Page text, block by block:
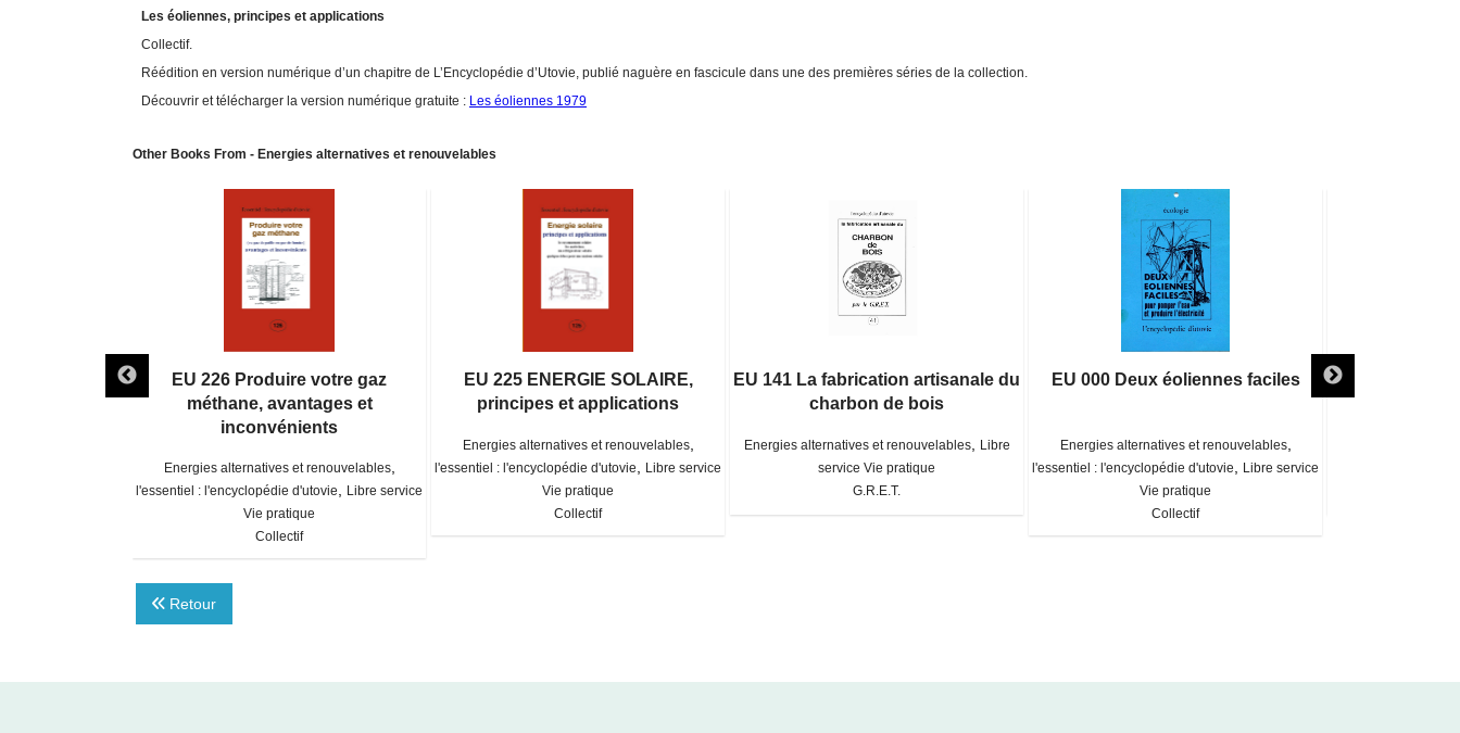
Les éoliennes, principes et applications
Collectif.
Réédition en version numérique d’un chapitre de L’Encyclopédie d’Utovie, publié naguère en fascicule dans une des premières séries de la collection.
Découvrir et télécharger la version numérique gratuite : Les éoliennes 1979
Other Books From - Energies alternatives et renouvelables
EU 226 Produire votre gaz
méthane, avantages et
inconvénients
Energies alternatives et renouvelables,
l'essentiel : l'encyclopédie d'utovie
Libre service
Vie pratique
Collectif
EU 225 ENERGIE SOLAIRE,
principes et applications
Energies alternatives et renouvelables,
l'essentiel : l'encyclopédie d'utovie
Libre service
Vie pratique
Collectif
EU 141 La fabrication artisanale du
charbon de bois
Energies alternatives et renouvelables,
Libre
service Vie pratique
G.R.E.T.
EU 000 Deux éoliennes faciles
Energies alternatives et renouvelables,
l'essentiel : l'encyclopédie d'utovie
Libre service
Vie pratique
Collectif
Retour